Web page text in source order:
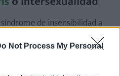
Not Process My Personal
de insensibilidad a
de los testículos, es
que afecta al desarrollo